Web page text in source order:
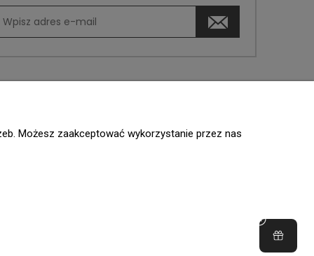
Możesz zaakceptować wykorzystanie przez nas